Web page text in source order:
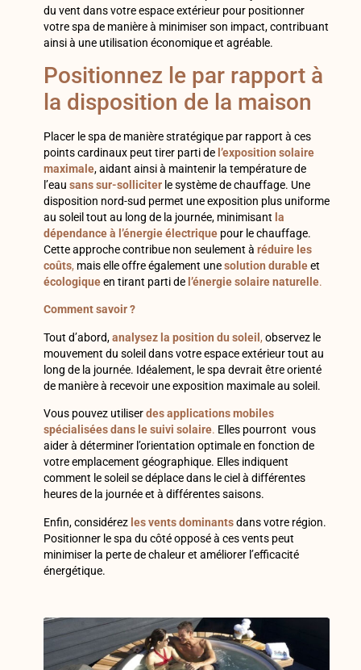
du vent dans votre espace extérieur pour positionner
votre spa de manière à minimiser son impact, contribuant
ainsi à une utilisation économique et agréable.
Positionnez le par rapport à
la disposition de la maison
Placer le spa de manière stratégique par rapport à ces
points cardinaux peut tirer parti de l’exposition solaire
maximale, aidant ainsi à maintenir la température de
l’eau sans sur-solliciterle système de chauffage. Une
disposition nord-sud permet une exposition plus uniforme
au soleil tout au long de la journée, minimisant la
dépendance à l’énergie électriquepour le chauffage.
Cette approche contribue non seulement à réduire les
coûts, mais elle offre également unesolution durableet
écologiqueen tirant parti de l’énergie solaire naturelle.
Comment savoir ?
Tout d’abord,analysez la position du soleil , observez le
mouvement du soleil dans votre espace extérieur tout au
long de la journée. Idéalement, le spa devrait être orienté
de manière à recevoir une exposition maximale au soleil.
Vous pouvez utiliserdes applications mobiles
spécialisées dans le suivi solaire. Elles pourront vous
aider à déterminer l’orientation optimale en fonction de
votre emplacement géographique. Elles indiquent
comment le soleil se déplace dans le ciel à différentes
heures de la journée et à différentes saisons.
Enfin, considérez les vents dominantsdans votre région.
Positionner le spa du côté opposé à ces vents peut
minimiser la perte de chaleur et améliorer l’efficacité
énergétique.